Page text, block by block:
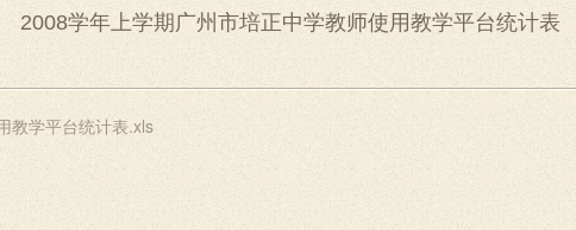
2008学年上学期广州市培正中学教师使用教学平台统计表
教学平台统计表.xls